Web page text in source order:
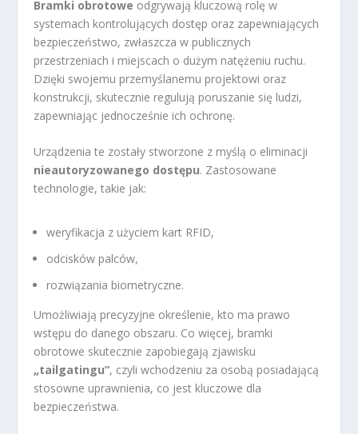
Bramki obrotowe odgrywają kluczową rolę w
systemach kontrolujących dostęp oraz zapewniających
bezpieczeństwo, zwłaszcza w publicznych
przestrzeniach i miejscach o dużym natężeniu ruchu.
Dzięki swojemu przemyślanemu projektowi oraz
konstrukcji, skutecznie regulują poruszanie się ludzi,
zapewniając jednocześnie ich ochronę.
Urządzenia te zostały stworzone z myślą o eliminacji
nieautoryzowanego dostępu. Zastosowane
technologie, takie jak:
weryfikacja z użyciem kart RFID,
odcisków palców,
rozwiązania biometryczne.
Umożliwiają precyzyjne określenie, kto ma prawo
wstępu do danego obszaru. Co więcej, bramki
obrotowe skutecznie zapobiegają zjawisku
„tailgatingu”, czyli wchodzeniu za osobą posiadającą
stosowne uprawnienia, co jest kluczowe dla
bezpieczeństwa.